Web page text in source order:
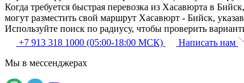
Когда требуется быстрая перевозка из Хасавюрта в
могут разместить свой маршрут Хасавюрт - Бийск,
Используйте поиск по радиусу, чтобы проверить
+7 913 318 1000 (05:00-18:00 МСК)
Написать нам
Мы в мессенджерах